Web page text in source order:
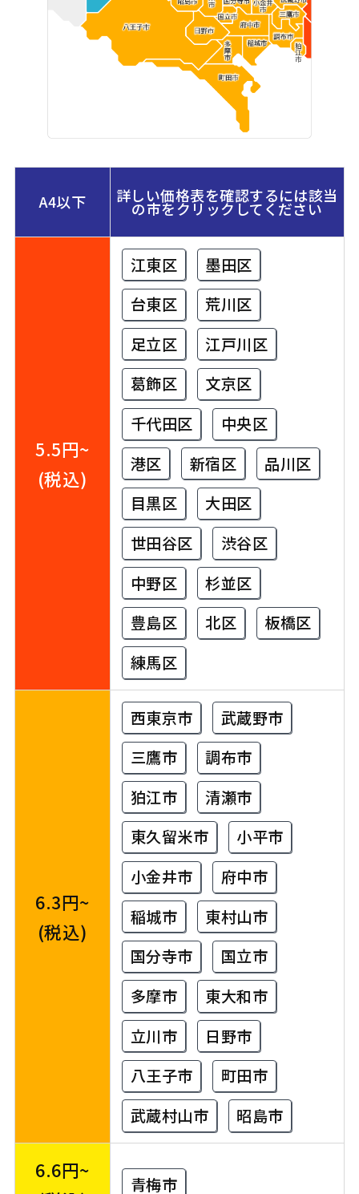
A4以下 詳しい価格表を確認するには該当
の市をクリックしてください
5.5円~
(税込)
江東区
墨田区
台東区
荒川区
足立区
江戸川区
葛飾区
文京区
千代田区
中央区
港区
新宿区
品川区
目黒区
大田区
世田谷区
渋谷区
中野区
杉並区
豊島区
北区
板橋区
練馬区
6.3円~
(税込)
西東京市
武蔵野市
三鷹市
調布市
狛江市
清瀬市
東久留米市
小平市
小金井市
府中市
稲城市
東村山市
国分寺市
国立市
多摩市
東大和市
立川市
日野市
八王子市
町田市
武蔵村山市
昭島市
6.6円~
青梅市